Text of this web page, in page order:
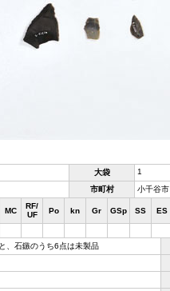
大袋 1
市町村 小千谷市
MC
RF/
UF
Po kn Gr GSp SS ES
、石鏃のうち6点は未製品